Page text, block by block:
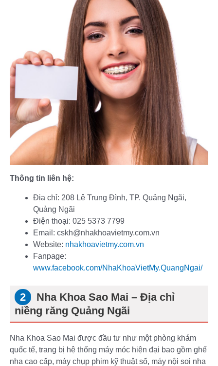
Thông tin liên hệ:
Địa chỉ: 208 Lê Trung Đình, TP. Quảng Ngãi,
Quảng Ngãi
Điện thoại: 025 5373 7799
Email: cskh@nhakhoavietmy.com.vn
Website: nhakhoavietmy.com.vn
Fanpage:
www.facebook.com/NhaKhoaVietMy.QuangNgai/
Nha Khoa Sao Mai – Địa chỉ
niềng răng Quảng Ngãi
Nha Khoa Sao Mai được đầu tư như một phòng khám
quốc tế, trang bị hệ thống máy móc hiện đại bao gồm ghế
nha cao cấp, máy chụp phim kỹ thuật số, máy nội soi nha